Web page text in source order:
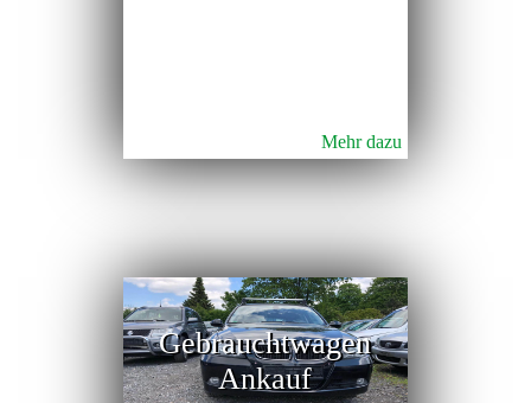
Mehr dazu
Gebrauchtwagen
Ankauf